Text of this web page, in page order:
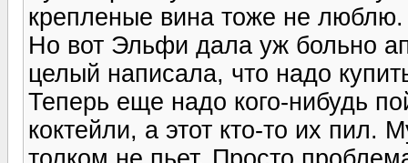
крепленые вина тоже не
Но вот Эльфи дала уж больно
целый написала, что надо
Теперь еще надо кого-нибудь
коктейли, а этот кто-то их пил.